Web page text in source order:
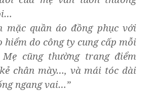
mặc quần áo đồng phục với
hiểm do công ty cung cấp mỗi
cũng thường trang điểm
chân mày…, và mái tóc dài
ngang vai…”